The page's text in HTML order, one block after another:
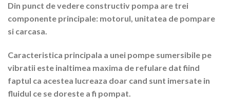
Din punct de vedere constructiv pompa are trei
componente principale: motorul, unitatea de pompare
si carcasa.
Caracteristica principala a unei pompe sumersibile pe
vibratii este inaltimea maxima de refulare dat fiind
faptul ca acestea lucreaza doar cand sunt imersate in
fluidul ce se doreste a fi pompat.